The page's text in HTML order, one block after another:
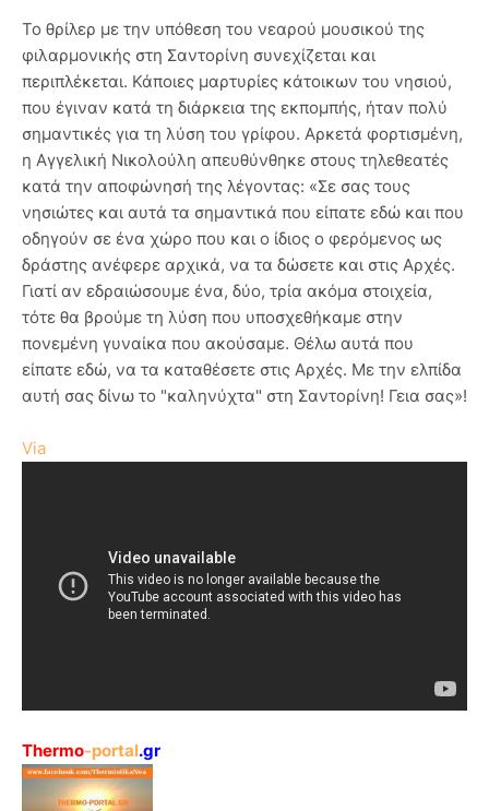
Το θρίλερ με την υπόθεση του νεαρού μουσικού της
φιλαρμονικής στη Σαντορίνη συνεχίζεται και
περιπλέκεται. Κάποιες μαρτυρίες κάτοικων του νησιού,
που έγιναν κατά τη διάρκεια της εκπομπής, ήταν πολύ
σημαντικές για τη λύση του γρίφου. Αρκετά φορτισμένη,
η Αγγελική Νικολούλη απευθύνθηκε στους τηλεθεατές
κατά την αποφώνησή της λέγοντας: «Σε σας τους
νησιώτες και αυτά τα σημαντικά που είπατε εδώ και που
οδηγούν σε ένα χώρο που και ο ίδιος ο φερόμενος ως
δράστης ανέφερε αρχικά, να τα δώσετε και στις Αρχές.
Γιατί αν εδραιώσουμε ένα, δύο, τρία ακόμα στοιχεία,
τότε θα βρούμε τη λύση που υποσχεθήκαμε στην
πονεμένη γυναίκα που ακούσαμε. Θέλω αυτά που
είπατε εδώ, να τα καταθέσετε στις Αρχές. Με την ελπίδα
αυτή σας δίνω το "καληνύχτα" στη Σαντορίνη! Γεια σας»!
Via
Thermo-portal.gr